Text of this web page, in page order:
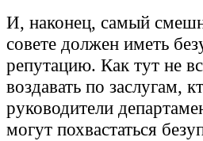
И, наконец, самый
совете должен иметь
репутацию. Как тут не
воздавать по заслугам,
руководители
могут похвастаться